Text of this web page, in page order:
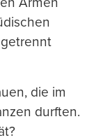
die im
durften.